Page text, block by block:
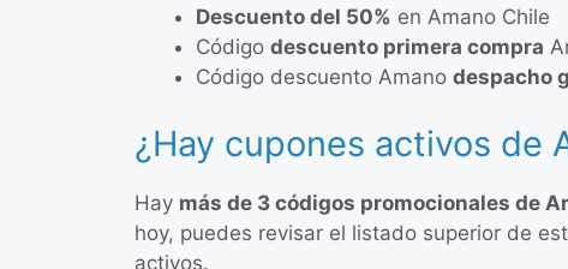
Descuento del 50% en Amano Chile
Código descuento primera compra
Código descuento Amano despacho
¿Hay cupones activos de
Hay más de 3 códigos promocionales de
hoy, puedes revisar el listado superior de
activos.